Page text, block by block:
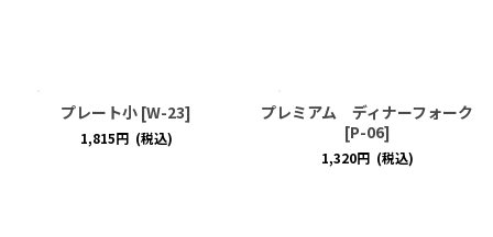
プレート小 [W-23]
1,815円 (税込)
プレミアム ディナーフォーク
[P-06]
1,320円 (税込)